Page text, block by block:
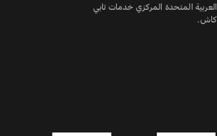
العربية المتحدة المركزي خدمات تابي
كاش.